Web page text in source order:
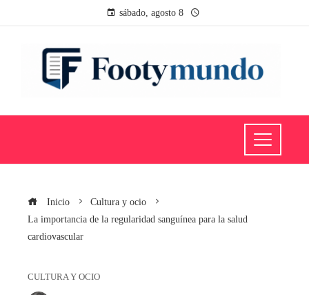
sábado, agosto 8
Inicio
Cultura y ocio
La importancia de la regularidad sanguínea para la salud
cardiovascular
CULTURA Y OCIO